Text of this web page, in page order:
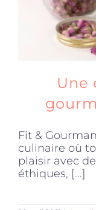
Une
Fit &
culinaire où
plaisir avec
éthiques, [...]